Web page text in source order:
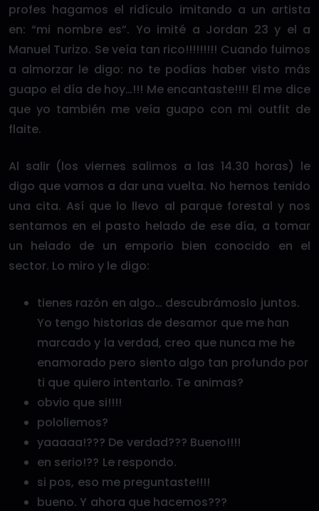
profes hagamos el ridículo imitando a un artista
en: “mi nombre es”. Yo imité a Jordan 23 y el a
Manuel Turizo. Se veía tan rico!!!!!!!!! Cuando fuimos
a almorzar le digo: no te podías haber visto más
guapo el día de hoy…!!! Me encantaste!!!! El me dice
que yo también me veía guapo con mi outfit de
flaite.
Al salir (los viernes salimos a las 14.30 horas) le
digo que vamos a dar una vuelta. No hemos tenido
una cita. Así que lo llevo al parque forestal y nos
sentamos en el pasto helado de ese día, a tomar
un helado de un emporio bien conocido en el
sector. Lo miro y le digo:
tienes razón en algo… descubrámoslo juntos.
Yo tengo historias de desamor que me han
marcado y la verdad, creo que nunca me he
enamorado pero siento algo tan profundo por
ti que quiero intentarlo. Te animas?
obvio que si!!!!
pololiemos?
yaaaaa!??? De verdad??? Bueno!!!!
en serio!?? Le respondo.
si pos, eso me preguntaste!!!!
bueno. Y ahora que hacemos???